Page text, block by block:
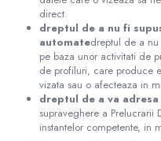
direct.
dreptul de a nu fi
automatedreptul de a
pe baza unor activitati de
de profiluri, care produce
vizata sau o afecteaza in
dreptul de a va
supraveghere a Prelucrarii
instantelor competente, in